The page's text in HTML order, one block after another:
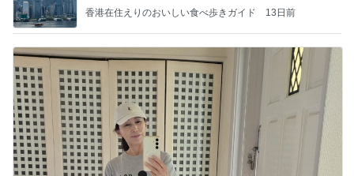
Amebaトピックス 9時間前
何故トランプ大統領が日本円を支援するのかと聞か
れた時の答え
nokoarikonのブログ 1日前
お取り寄せしたネギトロをお裾分け
Amebaトピックス 2日前